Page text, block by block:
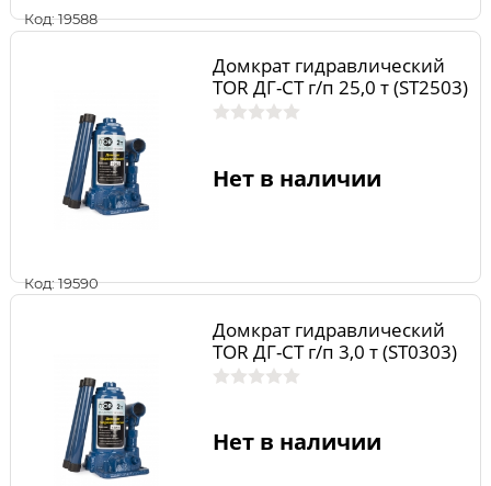
Код: 19588
Код: 19590
Домкрат гидравлический
TOR ДГ-CT г/п 25,0 т (ST2503)
Нет в наличии
Домкрат гидравлический
TOR ДГ-CT г/п 3,0 т (ST0303)
Нет в наличии